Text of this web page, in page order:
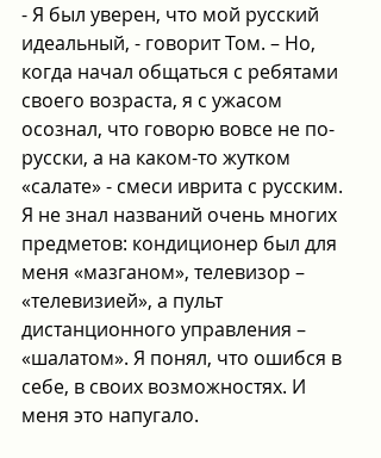
- Я был уверен, что мой русский
идеальный, - говорит Том. – Но,
когда начал общаться с ребятами
своего возраста, я с ужасом
осознал, что говорю вовсе не по-
русски, а на каком-то жутком
«салате» - смеси иврита с русским.
Я не знал названий очень многих
предметов: кондиционер был для
меня «мазганом», телевизор –
«телевизией», а пульт
дистанционного управления –
«шалатом». Я понял, что ошибся в
себе, в своих возможностях. И
меня это напугало.